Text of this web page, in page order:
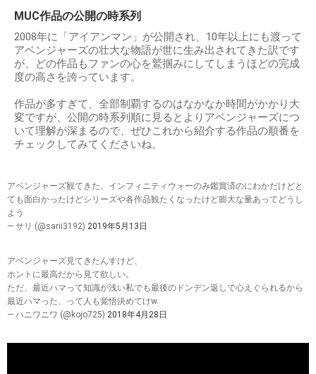
MUC作品の公開の時系列
2008年に「アイアンマン」が公開され、10年以上にも渡って
アベンジャーズの壮大な物語が世に生み出されてきた訳です
が、どの作品もファンの心を鷲掴みにしてしまうほどの完成
度の高さを誇っています。
作品が多すぎて、全部制覇するのはなかなか時間がかかり大
変ですが、公開の時系列順に見るとよりアベンジャーズにつ
いて理解が深まるので、ぜひこれから紹介する作品の順番を
チェックしてみてくださいね。
アベンジャーズ観てきた。インフィニティウォーのみ鑑賞済のにわかだけどと
ても面白かったけどシリーズや各作品観たくなったけど膨大な量あってどうし
よう
— サリ (@sarii3192) 2019年5月13日
アベンジャーズ見てきたんすけど、
ホントに最高だから見て欲しい。
ただ、最近ハマって知識が浅い私でも最後のドンデン返しで心えぐられるから
最近ハマった、って人も覚悟決めてけw
— ハニワニワ (@kojo725) 2018年4月28日